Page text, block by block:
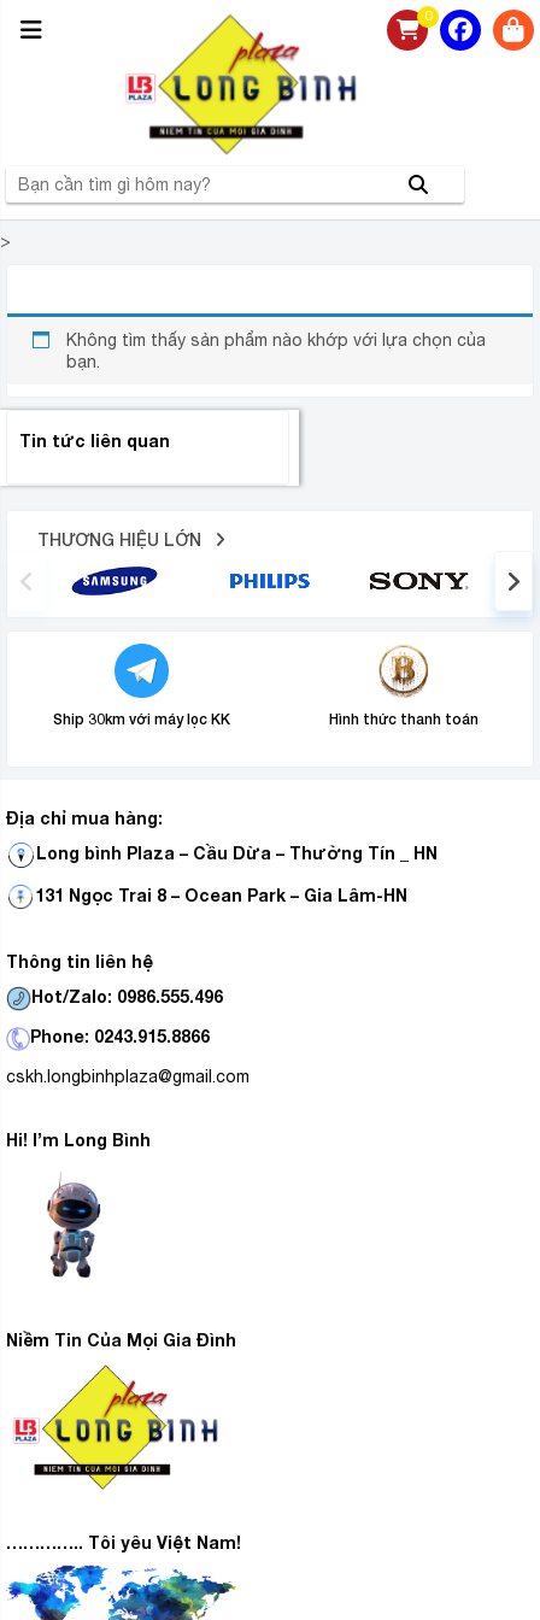
0
>
Không tìm thấy sản phẩm nào khớp với lựa chọn của
bạn.
Tin tức liên quan
THƯƠNG HIỆU LỚN
Ship 30km với máy lọc KK Hình thức thanh toán
Địa chỉ mua hàng:
Long bình Plaza – Cầu Dừa – Thường Tín _ HN
131 Ngọc Trai 8 – Ocean Park – Gia Lâm-HN
Thông tin liên hệ
Hot/Zalo: 0986.555.496
Phone: 0243.915.8866
cskh.longbinhplaza@gmail.com
Hi! I’m Long Bình
Niềm Tin Của Mọi Gia Đình
………….. Tôi yêu Việt Nam!